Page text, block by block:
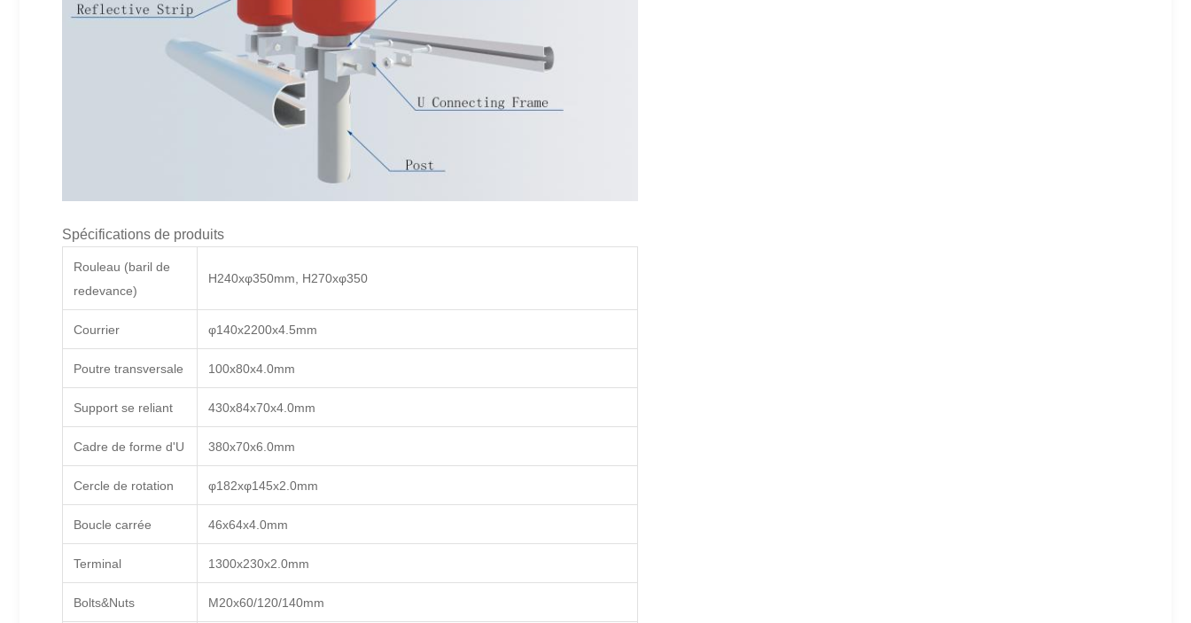
Spécifications de produits
Rouleau (baril de
redevance)
H240xφ350mm, H270xφ350
Courrier φ140x2200x4.5mm
Poutre transversale 100x80x4.0mm
Support se reliant 430x84x70x4.0mm
Cadre de forme d'U 380x70x6.0mm
Cercle de rotation φ182xφ145x2.0mm
Boucle carrée 46x64x4.0mm
Terminal 1300x230x2.0mm
Bolts&Nuts M20x60/120/140mm